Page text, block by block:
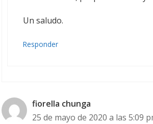
Un saludo.
Responder
fiorella chunga
25 de mayo de 2020 a las 5:09